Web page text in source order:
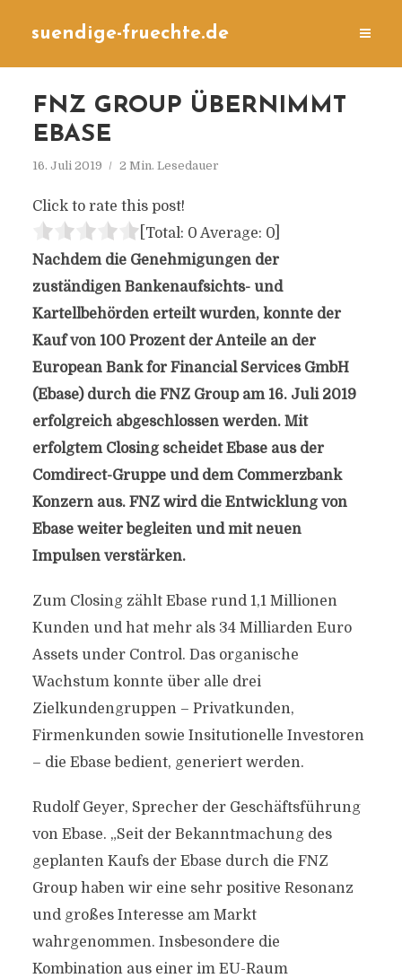
suendige-fruechte.de
FNZ GROUP ÜBERNIMMT
EBASE
16. Juli 2019 2 Min. Lesedauer
Click to rate this post!
[Total: 0 Average: 0]
Nachdem die Genehmigungen der
zuständigen Bankenaufsichts- und
Kartellbehörden erteilt wurden, konnte der
Kauf von 100 Prozent der Anteile an der
European Bank for Financial Services GmbH
(Ebase) durch die FNZ Group am 16. Juli 2019
erfolgreich abgeschlossen werden. Mit
erfolgtem Closing scheidet Ebase aus der
Comdirect-Gruppe und dem Commerzbank
Konzern aus. FNZ wird die Entwicklung von
Ebase weiter begleiten und mit neuen
Impulsen verstärken.
Zum Closing zählt Ebase rund 1,1 Millionen
Kunden und hat mehr als 34 Milliarden Euro
Assets under Control. Das organische
Wachstum konnte über alle drei
Zielkundengruppen – Privatkunden,
Firmenkunden sowie Insitutionelle Investoren
– die Ebase bedient, generiert werden.
Rudolf Geyer, Sprecher der Geschäftsführung
von Ebase. „Seit der Bekanntmachung des
geplanten Kaufs der Ebase durch die FNZ
Group haben wir eine sehr positive Resonanz
und großes Interesse am Markt
wahrgenommen. Insbesondere die
Kombination aus einer im EU-Raum